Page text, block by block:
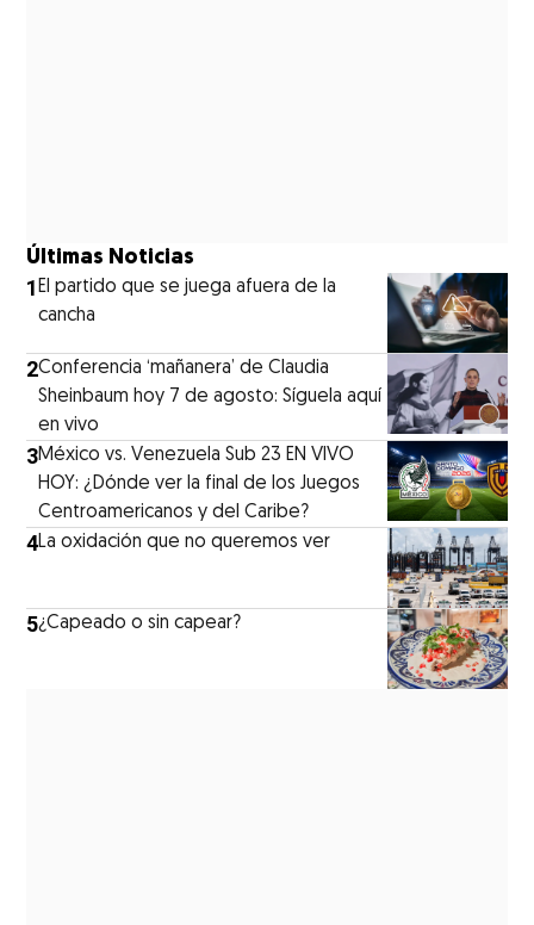
Últimas Noticias
1El partido que se juega afuera de la
cancha
2Conferencia ‘mañanera’ de Claudia
Sheinbaum hoy 7 de agosto: Síguela aquí
en vivo
3México vs. Venezuela Sub 23 EN VIVO
HOY: ¿Dónde ver la final de los Juegos
Centroamericanos y del Caribe?
4La oxidación que no queremos ver
5¿Capeado o sin capear?